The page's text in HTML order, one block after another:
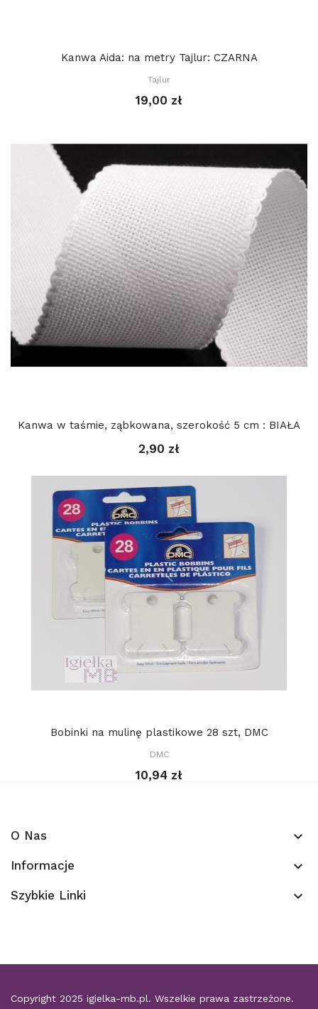
Kanwa Aida: na metry Tajlur: CZARNA
Tajlur
19,00 zł
Kanwa w taśmie, ząbkowana, szerokość 5 cm : BIAŁA
2,90 zł
Bobinki na mulinę plastikowe 28 szt, DMC
DMC
10,94 zł
O Nas keyboard_arrow_down
Informacje keyboard_arrow_down
Szybkie Linki keyboard_arrow_down
Copyright 2025 igielka-mb.pl. Wszelkie prawa zastrzeżone.